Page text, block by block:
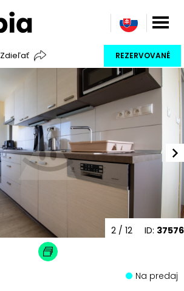
Zdieľať REZERVOVANÉ
ID: 37576
2 / 12
Na predaj